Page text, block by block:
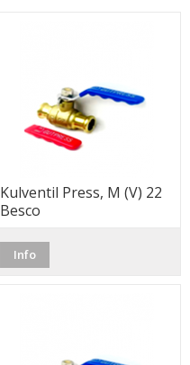
Kulventil Press, M (V) 22
Besco
Info